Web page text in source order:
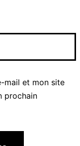
mail et mon site
prochain